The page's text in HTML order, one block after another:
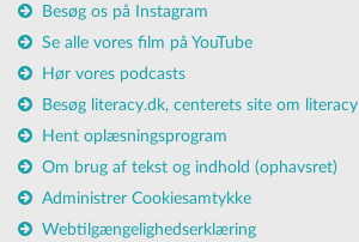
Besøg os på Instagram
Se alle vores film på YouTube
Hør vores podcasts
Besøg literacy.dk, centerets site om literacy
Hent oplæsningsprogram
Om brug af tekst og indhold (ophavsret)
Administrer Cookiesamtykke
Webtilgængelighedserklæring